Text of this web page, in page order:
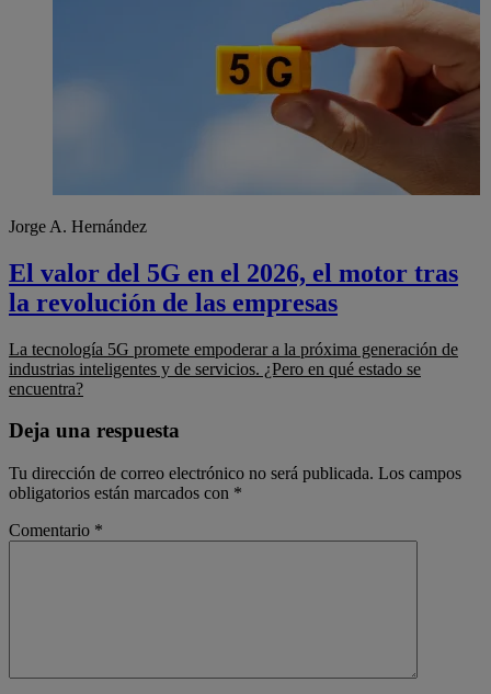
Jorge A. Hernández
El valor del 5G en el 2026, el motor tras
la revolución de las empresas
La tecnología 5G promete empoderar a la próxima generación de
industrias inteligentes y de servicios. ¿Pero en qué estado se
encuentra?
Deja una respuesta
Tu dirección de correo electrónico no será publicada. Los campos
obligatorios están marcados con *
Comentario *